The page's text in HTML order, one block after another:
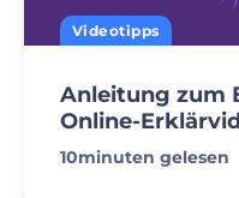
Videotipps
Anleitung zum
Online-
10minuten gelesen